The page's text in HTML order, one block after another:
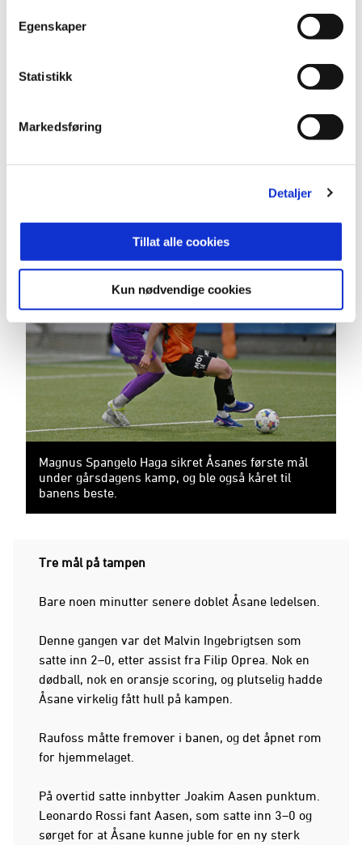
Egenskaper
Statistikk
Markedsføring
Detaljer
Tillat alle cookies
Kun nødvendige cookies
folk og lite rom i feltet, havnet ballen hos Magnus
Spangelo Haga. Han fikk satt inn 1–0, og Åsane
Det var kanskje ikke kveldens vakreste scoring,
Og da først ballen gikk inn, kom det mer.
Magnus Spangelo Haga sikret Åsanes første mål
under gårsdagens kamp, og ble også kåret til
banens beste.
Tre mål på tampen
Bare noen minutter senere doblet Åsane ledelsen.
Denne gangen var det Malvin Ingebrigtsen som
satte inn 2–0, etter assist fra Filip Oprea. Nok en
dødball, nok en oransje scoring, og plutselig hadde
Åsane virkelig fått hull på kampen.
Raufoss måtte fremover i banen, og det åpnet rom
for hjemmelaget.
På overtid satte innbytter Joakim Aasen punktum.
Leonardo Rossi fant Aasen, som satte inn 3–0 og
sørget for at Åsane kunne juble for en ny sterk